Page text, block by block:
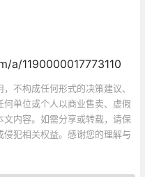
a/1190000017773110
不构成任何形式的决策建议、
单位或个人以商业售卖、虚假
内容。如需分享或转载，请保
犯相关权益。感谢您的理解与